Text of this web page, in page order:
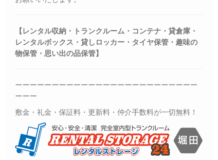
【レンタル収納・トランクルーム・コンテナ・貸倉庫・
レンタルボックス・ 貸しロッカー・ タイヤ保管・趣味の
物保管・思い出の品保管】
ーーーーーーーーーーーーーーーーーーーーーーーーー
ーーー
敷金・礼金・保証料・更新料・仲介手数料が一切無料！